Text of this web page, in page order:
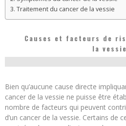
Traitement du cancer de la vessie
Causes et facteurs de
la vessie
Bien qu’aucune cause directe
cancer de la vessie ne puisse être
nombre de facteurs qui peuvent
d’un cancer de la vessie. Certains de